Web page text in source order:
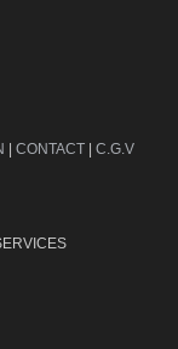
| CONTACT | C.G.V